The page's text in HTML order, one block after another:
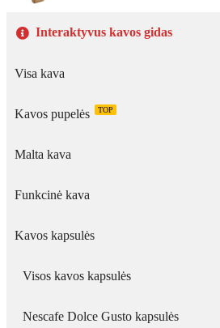
Interaktyvus kavos gidas
Visa kava
Kavos pupelės TOP
Malta kava
Funkcinė kava
Kavos kapsulės
Visos kavos kapsulės
Nescafe Dolce Gusto kapsulės